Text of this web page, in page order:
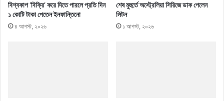
বিশ্বকাপ ‘বিক্রি’ করে দিতে পারলে প্রতি দিন
১ কোটি টাকা পেতেন ইনফান্তিনো
৪ আগস্ট, ২০২৬
শেষ মুহুর্তে অস্ট্রেলিয়া সিরিজে ডাক পেলেন
লিটন
১ আগস্ট, ২০২৬